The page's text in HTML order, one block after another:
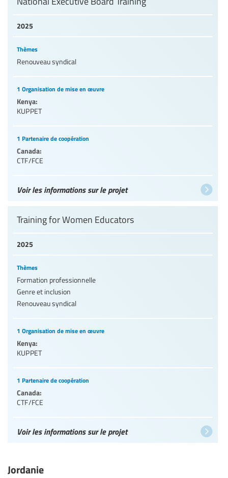
2025
Thèmes
Renouveau syndical
1 Organisation de mise en œuvre
Kenya:
KUPPET
1 Partenaire de coopération
Canada:
CTF/FCE
Voir les informations sur le projet
2025
Training for Women Educators
Thèmes
Formation professionnelle
Genre et inclusion
Renouveau syndical
1 Organisation de mise en œuvre
Kenya:
KUPPET
1 Partenaire de coopération
Canada:
CTF/FCE
Voir les informations sur le projet
Jordanie